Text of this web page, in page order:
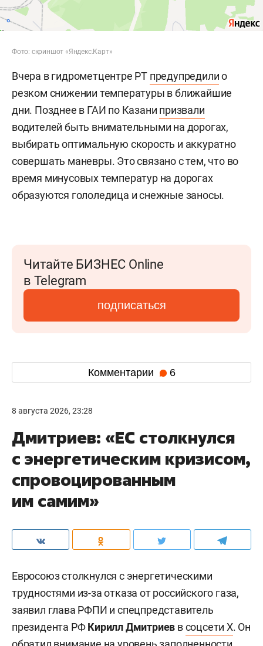
Фото: скриншот «Яндекс.Карт»
Вчера в гидрометцентре РТ предупредилио
резком снижении температуры в ближайшие
дни. Позднее в ГАИ по Казани призвали
водителей быть внимательными на дорогах,
выбирать оптимальную скорость и аккуратно
совершать маневры. Это связано с тем, что во
время минусовых температур на дорогах
образуются гололедица и снежные заносы.
Читайте БИЗНЕС Online
в Telegram
подписаться
Комментарии 6
8 августа 2026, 23:28
Дмитриев: «ЕС столкнулся
с энергетическим кризисом,
спровоцированным
им самим»
Евросоюз столкнулся с энергетическими
трудностями из-за отказа от российского газа,
заявил глава РФПИ и спецпредставитель
президента РФКирилл Дмитриев всоцсети X. Он